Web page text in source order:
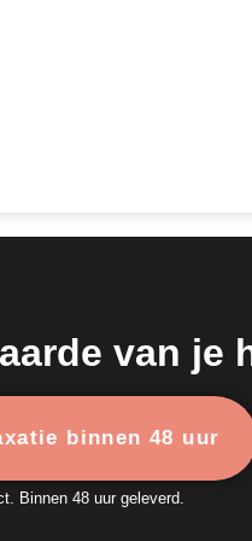
van je
binnen 48 uur
Binnen 48 uur geleverd.